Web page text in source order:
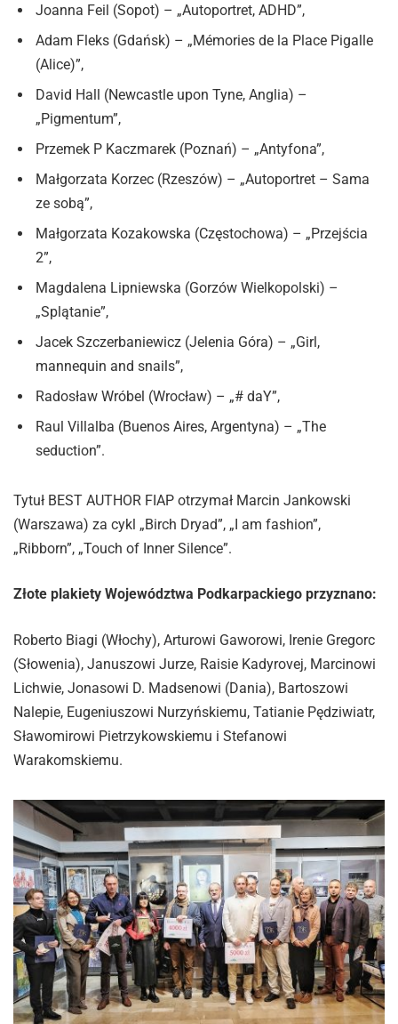
Joanna Feil (Sopot) – „Autoportret, ADHD”,
Adam Fleks (Gdańsk) – „Mémories de la Place Pigalle
(Alice)”,
David Hall (Newcastle upon Tyne, Anglia) –
„Pigmentum”,
Przemek P Kaczmarek (Poznań) – „Antyfona”,
Małgorzata Korzec (Rzeszów) – „Autoportret – Sama
ze sobą”,
Małgorzata Kozakowska (Częstochowa) – „Przejścia
2”,
Magdalena Lipniewska (Gorzów Wielkopolski) –
„Splątanie”,
Jacek Szczerbaniewicz (Jelenia Góra) – „Girl,
mannequin and snails”,
Radosław Wróbel (Wrocław) – „# daY”,
Raul Villalba (Buenos Aires, Argentyna) – „The
seduction”.
Tytuł BEST AUTHOR FIAP otrzymał Marcin Jankowski
(Warszawa) za cykl „Birch Dryad”, „I am fashion”,
„Ribborn”, „Touch of Inner Silence”.
Złote plakiety Województwa Podkarpackiego przyznano:
Roberto Biagi (Włochy), Arturowi Gaworowi, Irenie Gregorc
(Słowenia), Januszowi Jurze, Raisie Kadyrovej, Marcinowi
Lichwie, Jonasowi D. Madsenowi (Dania), Bartoszowi
Nalepie, Eugeniuszowi Nurzyńskiemu, Tatianie Pędziwiatr,
Sławomirowi Pietrzykowskiemu i Stefanowi
Warakomskiemu.